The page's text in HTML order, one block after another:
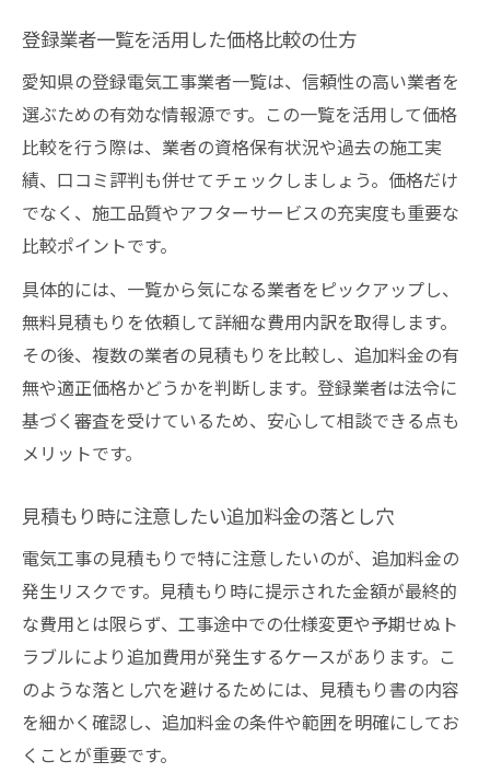
登録業者一覧を活用した価格比較の仕方
愛知県の登録電気工事業者一覧は、信頼性の高い業者を
選ぶための有効な情報源です。この一覧を活用して価格
比較を行う際は、業者の資格保有状況や過去の施工実
績、口コミ評判も併せてチェックしましょう。価格だけ
でなく、施工品質やアフターサービスの充実度も重要な
比較ポイントです。
具体的には、一覧から気になる業者をピックアップし、
無料見積もりを依頼して詳細な費用内訳を取得します。
その後、複数の業者の見積もりを比較し、追加料金の有
無や適正価格かどうかを判断します。登録業者は法令に
基づく審査を受けているため、安心して相談できる点も
メリットです。
見積もり時に注意したい追加料金の落とし穴
電気工事の見積もりで特に注意したいのが、追加料金の
発生リスクです。見積もり時に提示された金額が最終的
な費用とは限らず、工事途中での仕様変更や予期せぬト
ラブルにより追加費用が発生するケースがあります。こ
のような落とし穴を避けるためには、見積もり書の内容
を細かく確認し、追加料金の条件や範囲を明確にしてお
くことが重要です。